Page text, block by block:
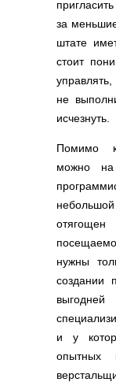
за
штате
стоит
не
исчезнуть.
Помимо
можно на
нужны
создании
и у
опытных